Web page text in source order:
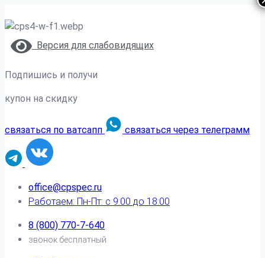
Версия для слабовидящих
Подпишись и получи
купон на скидку
связаться по ватсапп связаться через телеграмм
office@cpspec.ru
Работаем: Пн-Пт: с 9:00 до 18:00
8 (800) 770-7-640
звонок бесплатный